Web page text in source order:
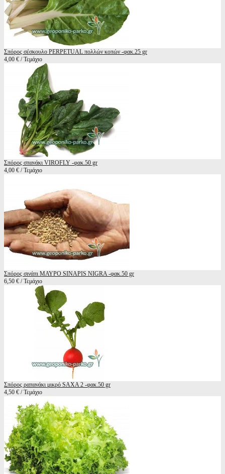
Σπόρος σέσκουλο PERPETUAL πολλών κοπών -φακ.25 gr
4,00 € / Τεμάχιο
Σπόρος σπανάκι VIROFLY -φακ.50 gr
4,00 € / Τεμάχιο
Σπόρος σινάπι ΜΑΥΡΟ SINAPIS NIGRA -φακ.50 gr
6,50 € / Τεμάχιο
Σπόρος ραπανάκι μικρό SAXA 2 -φακ.50 gr
4,50 € / Τεμάχιο